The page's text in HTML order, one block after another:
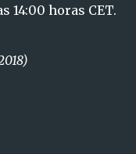
14:00 horas CET.